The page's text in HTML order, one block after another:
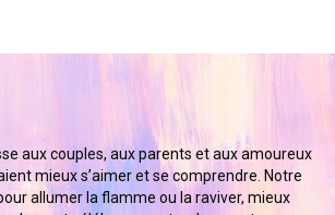
aux couples, aux parents et aux amoureux
mieux s’aimer et se comprendre. Notre
allumer la flamme ou la raviver, mieux